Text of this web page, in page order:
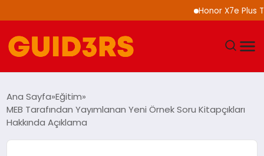
Honor X7e Plus
YAŞAM
Ana Sayfa Eğitim
MEB Tarafından Yayımlanan Yeni Örnek Soru Kitapçıkları
Hakkında Açıklama